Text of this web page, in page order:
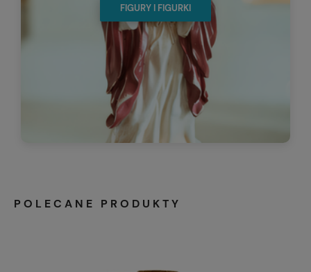
FIGURY I FIGURKI
POLECANE PRODUKTY